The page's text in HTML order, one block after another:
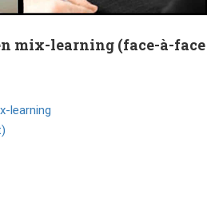
mix-learning (face-à-face
learning